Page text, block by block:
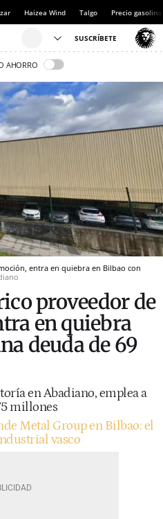
Haizea Wind Talgo Precio gasolina
AHORRO
entra en quiebra en Bilbao con
proveedor de
en quiebra
deuda de 69
en Abadiano, emplea a
millones
Metal Group en Bilbao: el
vasco